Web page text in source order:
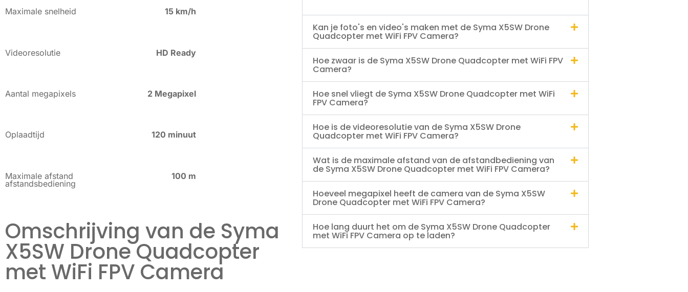
Maximale snelheid 15 km/h
Videoresolutie HD Ready
Aantal megapixels 2 Megapixel
Oplaadtijd 120 minuut
Maximale afstand
afstandsbediening
100 m
Omschrijving van de Syma
X5SW Drone Quadcopter
met WiFi FPV Camera
Kan je foto's en video's maken met de Syma X5SW Drone
Quadcopter met WiFi FPV Camera?
Hoe zwaar is de Syma X5SW Drone Quadcopter met WiFi FPV
Camera?
Hoe snel vliegt de Syma X5SW Drone Quadcopter met WiFi
FPV Camera?
Hoe is de videoresolutie van de Syma X5SW Drone
Quadcopter met WiFi FPV Camera?
Wat is de maximale afstand van de afstandbediening van
de Syma X5SW Drone Quadcopter met WiFi FPV Camera?
Hoeveel megapixel heeft de camera van de Syma X5SW
Drone Quadcopter met WiFi FPV Camera?
Hoe lang duurt het om de Syma X5SW Drone Quadcopter
met WiFi FPV Camera op te laden?